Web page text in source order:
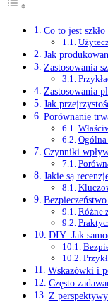
Co to jest
Jak
Zastosowania
Zastosowania
Jak
Porównanie
Ogólna
Czynniki
Jakie są
Różne
DIY: Jak
Wskazówki i
Często
Z